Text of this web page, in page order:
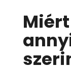
Miért